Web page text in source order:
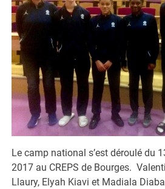
Le camp national s’est déroulé du
2017 au CREPS de Bourges.
Llaury, Elyah Kiavi et Madiala